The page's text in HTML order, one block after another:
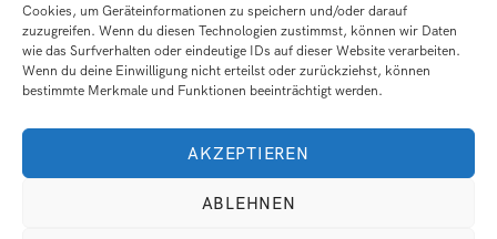
Cookies, um Geräteinformationen zu speichern und/oder darauf
zuzugreifen. Wenn du diesen Technologien zustimmst, können wir Daten
wie das Surfverhalten oder eindeutige IDs auf dieser Website verarbeiten.
Wenn du deine Einwilligung nicht erteilst oder zurückziehst, können
bestimmte Merkmale und Funktionen beeinträchtigt werden.
AKZEPTIEREN
ABLEHNEN
IMPRESSUM
AGB
DATENSCHUTZERKLÄRUNG